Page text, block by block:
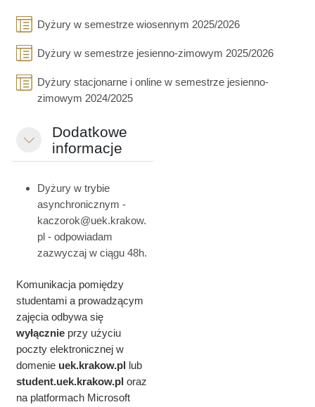
Dyżury w semestrze wiosennym 2025/2026Page
Dyżury w semestrze jesienno-zimowym 2025/2026Page
Dyżury stacjonarne i online w semestrze jesienno-
zimowym 2024/2025Page
Replier
Dodatkowe
informacje
Dyżury w trybie
asynchronicznym -
kaczorok@uek.krakow.
pl - odpowiadam
zazwyczaj w ciągu 48h.
Komunikacja pomiędzy
studentami a prowadzącym
zajęcia odbywa się
wyłącznieprzy użyciu
poczty elektronicznej w
domenie uek.krakow.pl lub
student.uek.krakow.pl oraz
na platformach Microsoft